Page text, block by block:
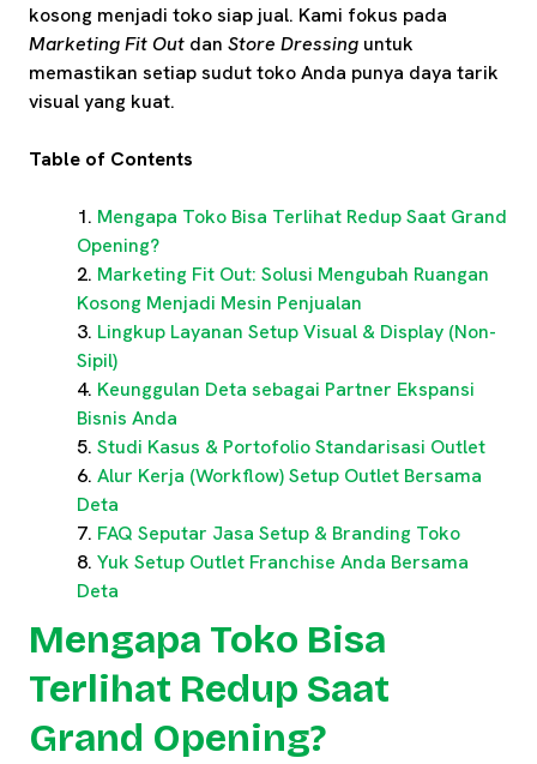
kosong menjadi toko siap jual. Kami fokus pada
Marketing Fit Out dan Store Dressing untuk
memastikan setiap sudut toko Anda punya daya tarik
visual yang kuat.
Table of Contents
Mengapa Toko Bisa Terlihat Redup Saat Grand
Opening?
Marketing Fit Out: Solusi Mengubah Ruangan
Kosong Menjadi Mesin Penjualan
Lingkup Layanan Setup Visual & Display (Non-
Sipil)
Keunggulan Deta sebagai Partner Ekspansi
Bisnis Anda
Studi Kasus & Portofolio Standarisasi Outlet
Alur Kerja (Workflow) Setup Outlet Bersama
Deta
FAQ Seputar Jasa Setup & Branding Toko
Yuk Setup Outlet Franchise Anda Bersama
Deta
Mengapa Toko Bisa
Terlihat Redup Saat
Grand Opening?